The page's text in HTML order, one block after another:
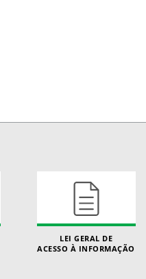
LEI GERAL DE
ACESSO À INFORMAÇÃO